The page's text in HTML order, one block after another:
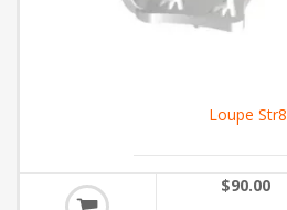
Loupe Str8
$90.00